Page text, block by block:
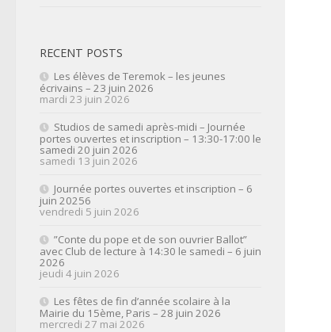
RECENT POSTS
Les élèves de Teremok – les jeunes
écrivains – 23 juin 2026
mardi 23 juin 2026
Studios de samedi après-midi – Journée
portes ouvertes et inscription – 13:30-17:00 le
samedi 20 juin 2026
samedi 13 juin 2026
Journée portes ouvertes et inscription – 6
juin 20256
vendredi 5 juin 2026
”Conte du pope et de son ouvrier Ballot”
avec Club de lecture à 14:30 le samedi – 6 juin
2026
jeudi 4 juin 2026
Les fêtes de fin d’année scolaire à la
Mairie du 15ème, Paris – 28 juin 2026
mercredi 27 mai 2026